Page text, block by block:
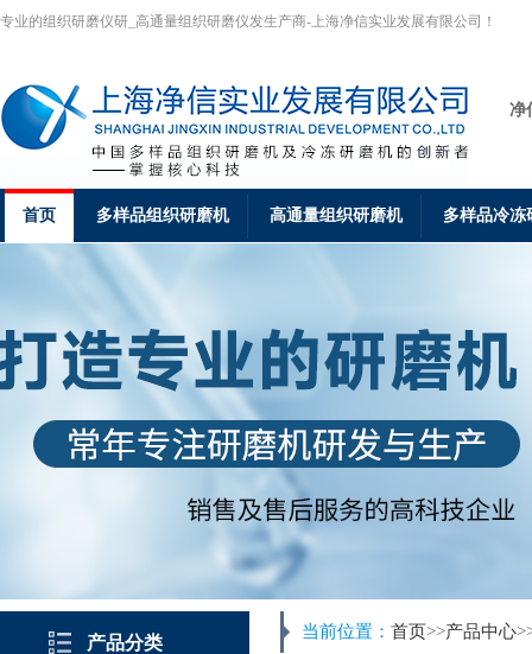
专业的组织研磨仪研_高通量组织研磨仪发生产商-上海净信实业发展有限公司！
净
首页 多样品组织研磨机 高通量组织研磨机 多样品冷冻
产品分类
当前位置： 首页>>产品中心